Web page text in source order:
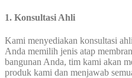
1. Konsultasi Ahli
Kami menyediakan konsultasi
Anda memilih jenis atap
bangunan Anda, tim kami akan
produk kami dan menjawab